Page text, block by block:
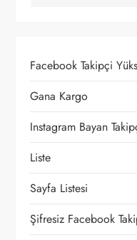
n
m
e
s
i
Facebook Takipçi
Gana Kargo
Instagram Bayan
Liste
Sayfa Listesi
Şifresiz Facebook